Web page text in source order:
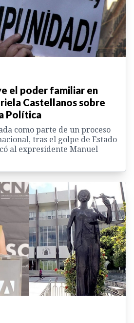
el poder familiar en
Castellanos sobre
Política
como parte de un proceso
tras el golpe de Estado
al expresidente Manuel